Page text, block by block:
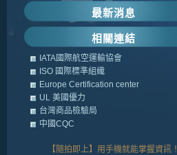
最新消息
相關連結
IATA國際航空運輸協會
ISO 國際標準組織
Europe Certification center
UL 美國優力
台灣商品檢驗局
中國CQC
【隨拍即上】用手機就能掌握資訊！